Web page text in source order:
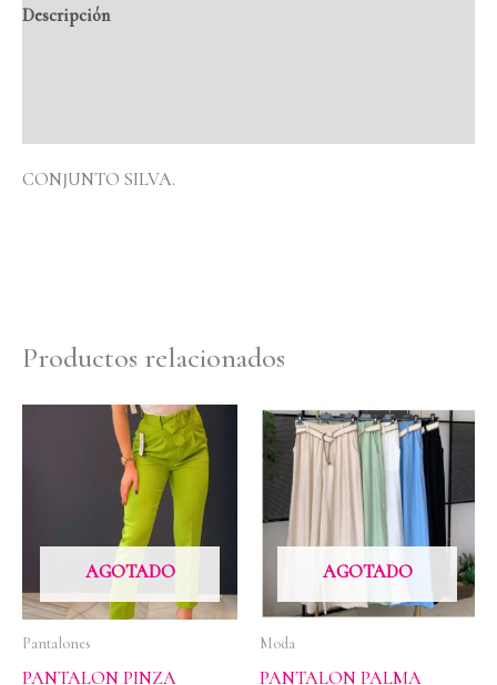
Descripción
CONJUNTO SILVA.
Productos relacionados
AGOTADO
Pantalones
PANTALON PINZA
AGOTADO
Moda
PANTALON PALMA